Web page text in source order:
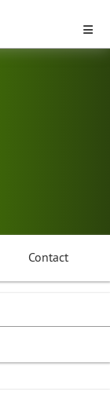
Contact